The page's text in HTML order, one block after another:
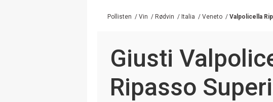
Pollisten / Vin / Rødvin / Italia / Veneto / Valpolicella
Giusti
Ripasso